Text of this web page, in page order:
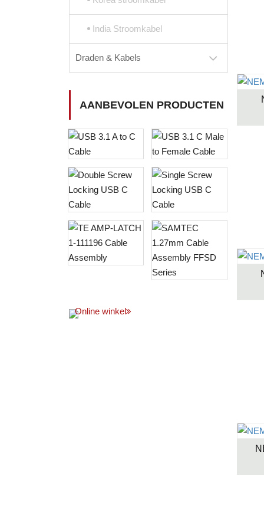
India Stroomkabel
Draden & Kabels
AANBEVOLEN PRODUCTEN
Online winkel